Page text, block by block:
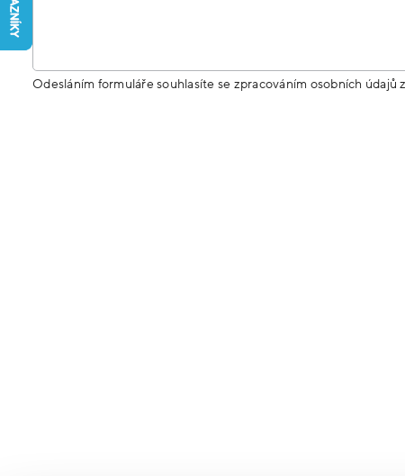
Odesláním formuláře souhlasíte se zpracováním osobních údajů